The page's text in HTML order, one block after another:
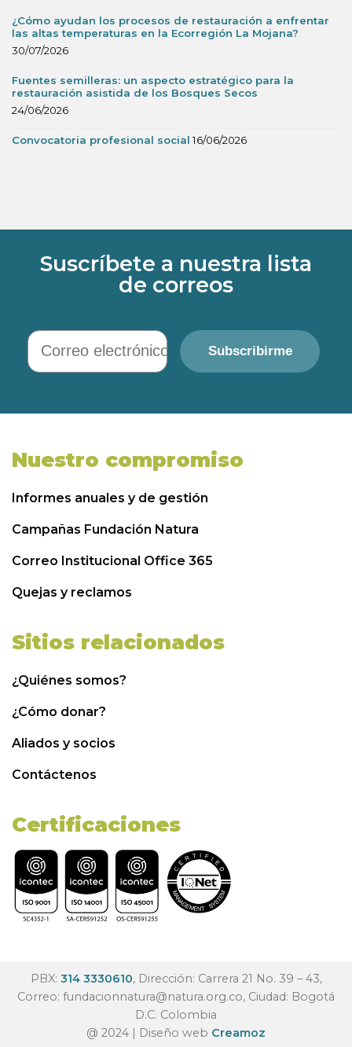
¿Cómo ayudan los procesos de restauración a enfrentar
las altas temperaturas en la Ecorregión La Mojana?
30/07/2026
Fuentes semilleras: un aspecto estratégico para la
restauración asistida de los Bosques Secos
24/06/2026
Convocatoria profesional social 16/06/2026
Suscríbete a nuestra lista
de correos
Correo electrónico
Subscribirme
Nuestro compromiso
Informes anuales y de gestión
Campañas Fundación Natura
Correo Institucional Office 365
Quejas y reclamos
Sitios relacionados
¿Quiénes somos?
¿Cómo donar?
Aliados y socios
Contáctenos
Certificaciones
PBX: 314 3330610, Dirección: Carrera 21 No. 39 – 43,
Correo: fundacionnatura@natura.org.co, Ciudad: Bogotá
D.C. Colombia
@ 2024 | Diseño web Creamoz